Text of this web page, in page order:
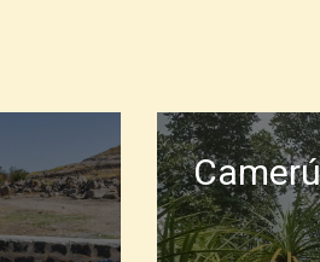
y tejer enfoques
pretende
al género e
A